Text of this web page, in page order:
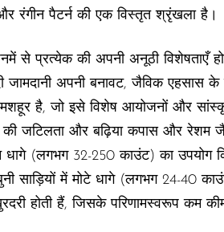
रंगीन पैटर्न की एक विस्तृत श्रृंखला है।
से प्रत्येक की अपनी अनूठी विशेषताएँ
अपनी बनावट, जैविक एहसास के
है, जो इसे विशेष आयोजनों और
की जटिलता और बढ़िया कपास और रेशम
धागे (लगभग 32-250 काउंट) का
साड़ियों में मोटे धागे (लगभग 24-40
होती हैं, जिसके परिणामस्वरूप कम